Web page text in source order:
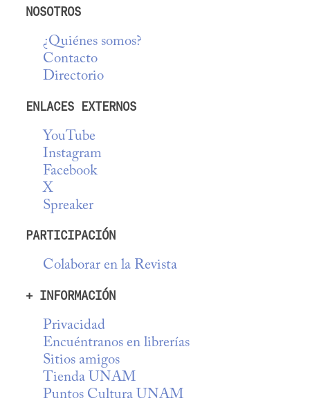
NOSOTROS
¿Quiénes somos?
Contacto
Directorio
ENLACES EXTERNOS
YouTube
Instagram
Facebook
X
Spreaker
PARTICIPACIÓN
Colaborar en la Revista
+ INFORMACIÓN
Privacidad
Encuéntranos en librerías
Sitios amigos
Tienda UNAM
Puntos Cultura UNAM